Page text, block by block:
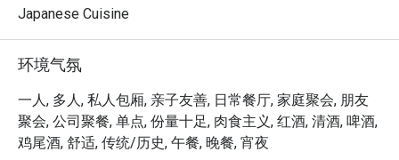
魅力都将让你回味无穷：
腿肉到香脆的鸡皮，每一串都附着了恰到好处的迷人炭
香。这份由日籍老板亲自把关、对正宗姬路风味的坚持，
在每一口都能真实感受到。正是这份温暖真诚的待客之
道，搭配热闹而温馨的环境，将一顿简单的餐点，升华为
一段珍藏在心底的美好回忆。
Japanese Cuisine
环境气氛
一人, 多人, 私人包厢, 亲子友善, 日常餐厅, 家庭聚会, 朋友
聚会, 公司聚餐, 单点, 份量十足, 肉食主义, 红酒, 清酒, 啤酒,
鸡尾酒, 舒适, 传统/历史, 午餐, 晚餐, 宵夜